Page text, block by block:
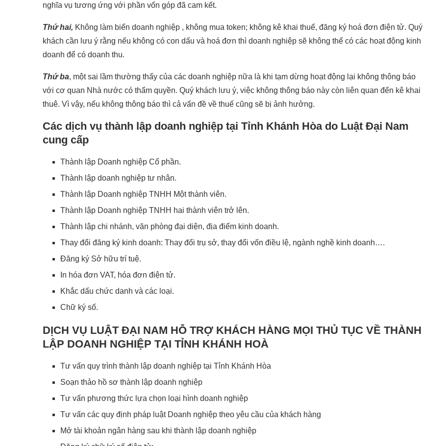
nghĩa vụ tương ứng với phần vốn góp đã cam kết.
Thứ hai, Không làm biển doanh nghiệp , không mua token; không kê khai thuế, đăng ký hoá đơn điện tử. Quý
khách cần lưu ý rằng nếu không có con dấu và hoá đơn thì doanh nghiệp sẽ không thể có các hoạt động kinh
doanh để có doanh thu.
Thứ ba, một sai lầm thường thấy của các doanh nghiệp nữa là khi tạm dừng hoạt động lại không thông báo
với cơ quan Nhà nước có thẩm quyền. Quý khách lưu ý, việc không thông báo này còn liên quan đến kê khai
thuê. Vì vậy, nếu không thông báo thì cả vấn đề về thuế cũng sẽ bị ảnh hưởng.
Các dịch vụ thành lập doanh nghiệp tại Tỉnh Khánh Hòa do Luật Đại Nam
cung cấp
Thành lập Doanh nghiệp Cổ phần.
Thành lập doanh nghiệp tư nhân.
Thành lập Doanh nghiệp TNHH Một thành viên.
Thành lập Doanh nghiệp TNHH hai thành viên trở lên.
Thành lập chi nhánh, văn phòng đại diện, địa điểm kinh doanh.
Thay đổi đăng ký kinh doanh: Thay đổi trụ sở, thay đổi vốn điều lệ, ngành nghề kinh doanh….
Đăng ký Sở hữu trí tuệ.
In hóa đơn VAT, hóa đơn điện tử.
Khắc dấu chức danh và các loại.
Chữ ký số.
DỊCH VỤ LUẬT ĐẠI NAM HỖ TRỢ KHÁCH HÀNG MỌI THỦ TỤC VỀ THÀNH
LẬP DOANH NGHIỆP TẠI TỈNH KHÁNH HOÀ
Tư vấn quy trình thành lập doanh nghiệp tại Tỉnh Khánh Hòa
Soạn thảo hồ sơ thành lập doanh nghiệp
Tư vấn phương thức lựa chọn loại hình doanh nghiệp
Tư vấn các quy định pháp luật Doanh nghiệp theo yêu cầu của khách hàng
Mở tài khoản ngân hàng sau khi thành lập doanh nghiệp